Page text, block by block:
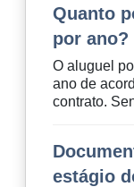
Quanto
por ano?
O aluguel
ano de
contrato.
estágio